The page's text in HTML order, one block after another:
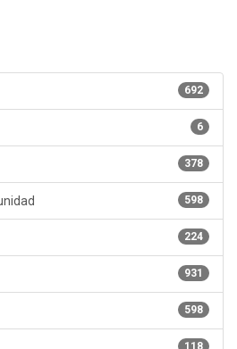
692
6
378
598
224
931
598
118